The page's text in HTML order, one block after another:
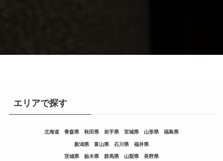
エリアで探す
北海道 青森県 秋田県 岩手県 宮城県 山形県 福島県
新潟県 富山県 石川県 福井県
茨城県 栃木県 群馬県 山梨県 長野県